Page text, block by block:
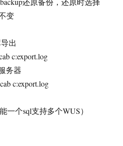
变
出
c:export.log
务器
c:export.log
一个sql支持多个WUS）